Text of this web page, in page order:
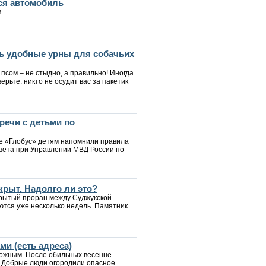
автомобиль
...
удобные урны для собачьих
– не стыдно, а правильно! Иногда
никто не осудит вас за пакетик
с детьми по
«Глобус» детям напомнили правила
при Управлении МВД России по
Надолго ли это?
проран между Суджукской
уже несколько недель. Памятник
(есть адреса)
После обильных весенне-
Добрые люди огородили опасное